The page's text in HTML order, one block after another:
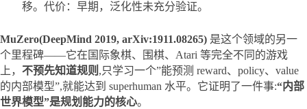
移。代价：早期，泛化性未充分验证。
MuZero(DeepMind 2019, arXiv:1911.08265) 是这个领域的另一
个里程碑——它在国际象棋、围棋、Atari 等完全不同的游戏
上， 不预先知道规则 ,只学习一个”能预测 reward、policy、value
的内部模型”,就能达到 superhuman 水平。它证明了一件事:“内部
世界模型”是规划能力的核心。